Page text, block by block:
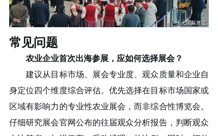
常见问题
农业企业首次出海参展，应如何选择展会？
建议从目标市场、展会专业度、观众质量和企业自
身定位四个维度综合评估。优先选择在目标市场国家或
区域有影响力的专业性农业展会，而非综合性博览会。
仔细研究展会官网公布的往届观众分析报告，判断观众